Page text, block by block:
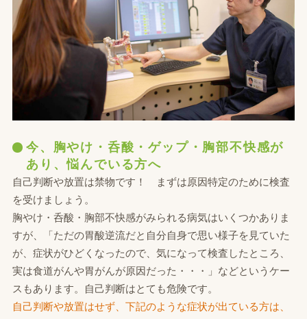
今、胸やけ・呑酸・ゲップ・胸部不快感が
あり、悩んでいる方へ
自己判断や放置は禁物です！ まずは原因特定のために検査
を受けましょう。
胸やけ・呑酸・胸部不快感がみられる病気はいくつかありま
すが、「ただの胃酸逆流だと自分自身で思い様子を見ていた
が、症状がひどくなったので、気になって検査したところ、
実は食道がんや胃がんが原因だった・・・」などというケー
スもあります。自己判断はとても危険です。
自己判断や放置はせず、下記のような症状が出ている方は、